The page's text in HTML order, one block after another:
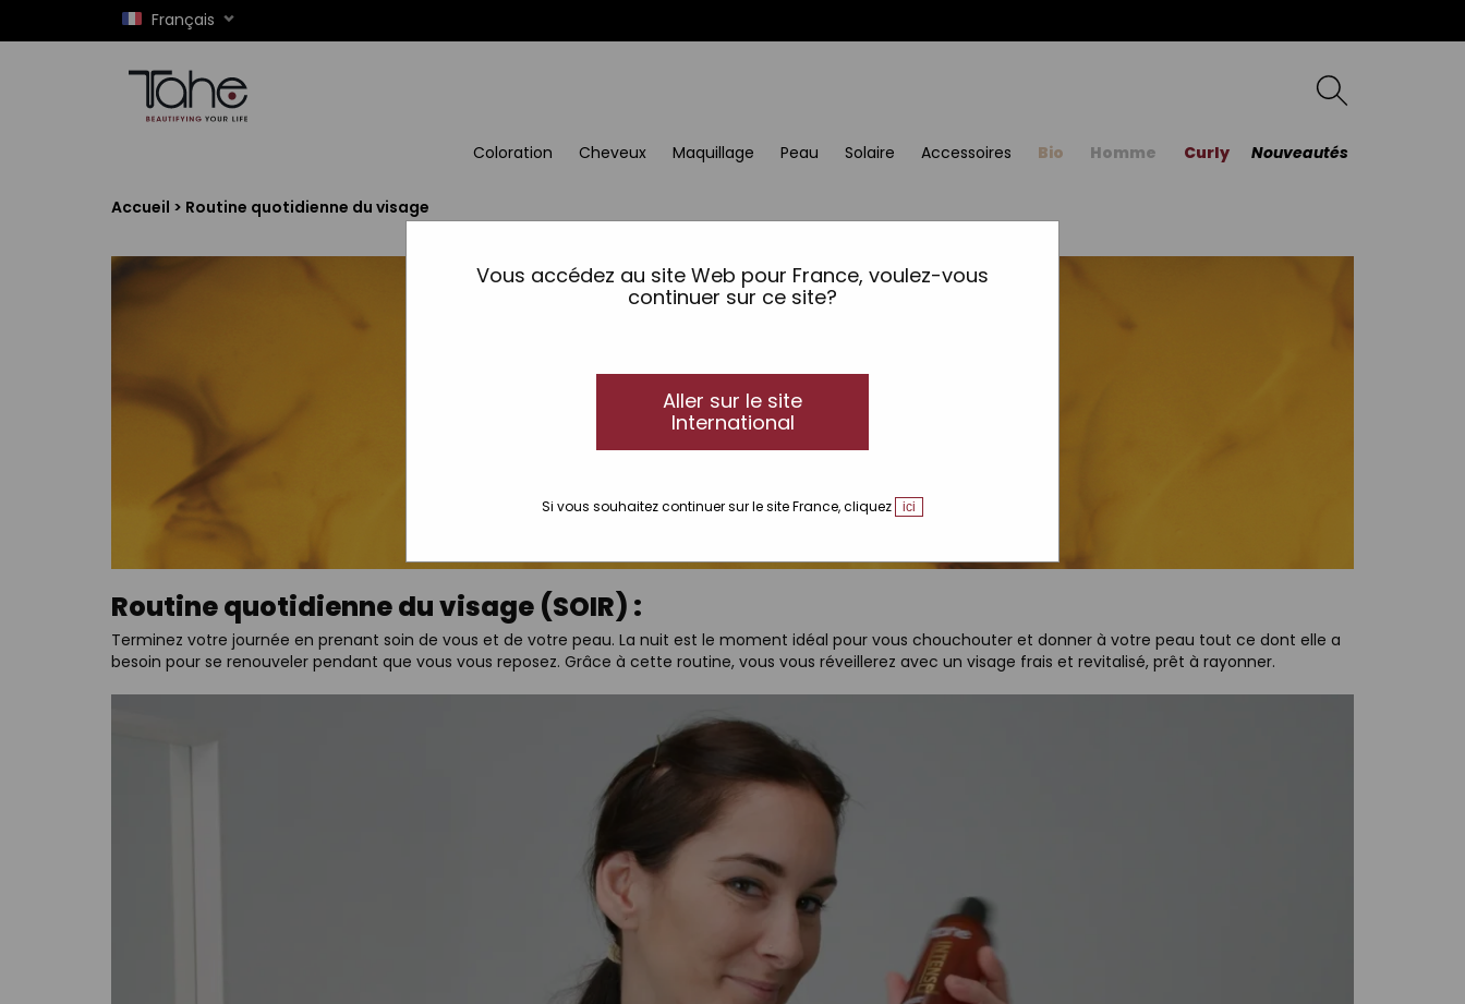
Vous accédez au site Web pour France, voulez-vous
continuer sur ce site?
Aller sur le site
International
Si vous souhaitez continuer sur le site France, cliquez ici
Français
Coloration Cheveux Maquillage Peau Solaire Accessoires Bio Homme Curly Nouveautés
Accueil > Routine quotidienne du visage
Routine quotidienne du visage (SOIR) :
Terminez votre journée en prenant soin de vous et de votre peau. La nuit est le moment idéal pour vous chouchouter et donner à votre peau tout ce dont elle a
besoin pour se renouveler pendant que vous vous reposez. Grâce à cette routine, vous vous réveillerez avec un visage frais et revitalisé, prêt à rayonner.